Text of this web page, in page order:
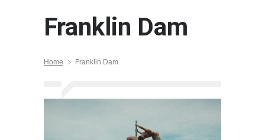
Franklin Dam
Home Franklin Dam